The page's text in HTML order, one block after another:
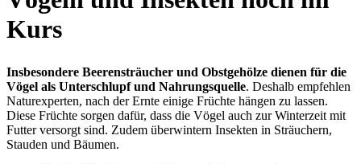
Kurs
Insbesondere Beerensträucher und Obstgehölze dienen für die
Vögel als Unterschlupf und Nahrungsquelle. Deshalb empfehlen
Naturexperten, nach der Ernte einige Früchte hängen zu lassen.
Diese Früchte sorgen dafür, dass die Vögel auch zur Winterzeit mit
Futter versorgt sind. Zudem überwintern Insekten in Sträuchern,
Stauden und Bäumen.